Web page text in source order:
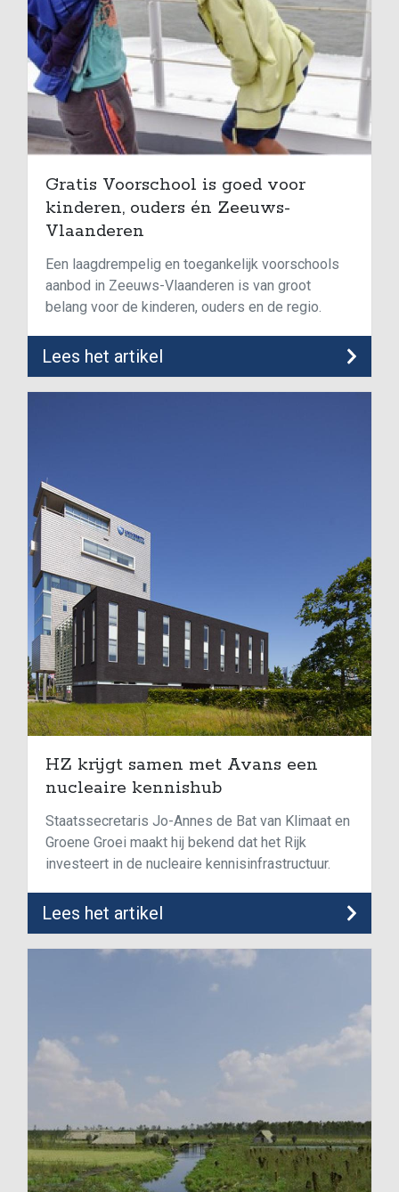
Gratis Voorschool is goed voor
kinderen, ouders én Zeeuws-
Vlaanderen
Een laagdrempelig en toegankelijk voorschools
aanbod in Zeeuws-Vlaanderen is van groot
belang voor de kinderen, ouders en de regio.
Lees het artikel
HZ krijgt samen met Avans een
nucleaire kennishub
Staatssecretaris Jo-Annes de Bat van Klimaat en
Groene Groei maakt hij bekend dat het Rijk
investeert in de nucleaire kennisinfrastructuur.
Lees het artikel